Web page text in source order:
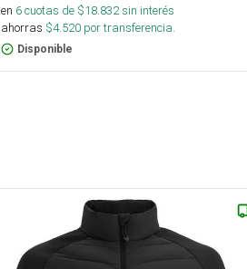
en 6cuotas de $18.832sin interés
ahorras $4.520 por transferencia.
Disponible